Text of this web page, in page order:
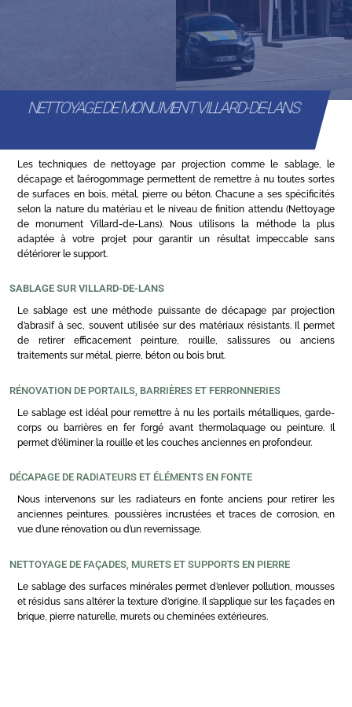
NETTOYAGE DE MONUMENT VILLARD-DE-LANS
Les techniques de nettoyage par projection comme le sablage, le
décapage et l’aérogommage permettent de remettre à nu toutes sortes
de surfaces en bois, métal, pierre ou béton. Chacune a ses spécificités
selon la nature du matériau et le niveau de finition attendu (Nettoyage
de monument Villard-de-Lans). Nous utilisons la méthode la plus
adaptée à votre projet pour garantir un résultat impeccable sans
détériorer le support.
SABLAGE SUR VILLARD-DE-LANS
Le sablage est une méthode puissante de décapage par projection
d’abrasif à sec, souvent utilisée sur des matériaux résistants. Il permet
de retirer efficacement peinture, rouille, salissures ou anciens
traitements sur métal, pierre, béton ou bois brut.
RÉNOVATION DE PORTAILS, BARRIÈRES ET FERRONNERIES
Le sablage est idéal pour remettre à nu les portails métalliques, garde-
corps ou barrières en fer forgé avant thermolaquage ou peinture. Il
permet d’éliminer la rouille et les couches anciennes en profondeur.
DÉCAPAGE DE RADIATEURS ET ÉLÉMENTS EN FONTE
Nous intervenons sur les radiateurs en fonte anciens pour retirer les
anciennes peintures, poussières incrustées et traces de corrosion, en
vue d’une rénovation ou d’un revernissage.
NETTOYAGE DE FAÇADES, MURETS ET SUPPORTS EN PIERRE
Le sablage des surfaces minérales permet d’enlever pollution, mousses
et résidus sans altérer la texture d’origine. Il s’applique sur les façades en
brique, pierre naturelle, murets ou cheminées extérieures.